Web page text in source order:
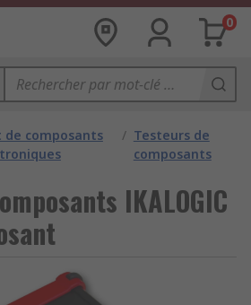
0
de composants
/ Testeurs de
composants
IKALOGIC